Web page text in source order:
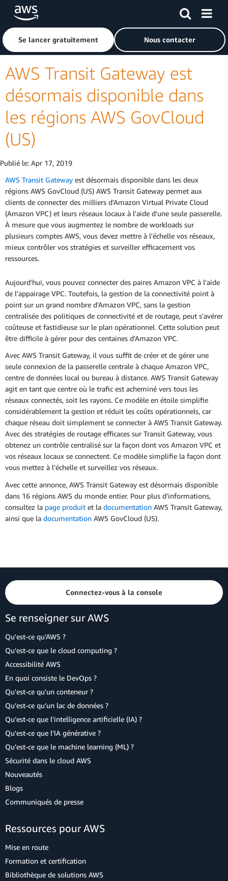
Passer au contenu principal
Cliquer ici pour revenir à la page d'accueil d'Amazon Web
Se lancer gratuitement Nous contacter
AWS Transit Gateway est
désormais disponible dans
les régions AWS GovCloud
(US)
Publié le: Apr 17, 2019
AWS Transit Gateway est désormais disponible dans les deux
régions AWS GovCloud (US) AWS Transit Gateway permet aux
clients de connecter des milliers d'Amazon Virtual Private Cloud
(Amazon VPC) et leurs réseaux locaux à l'aide d'une seule passerelle.
À mesure que vous augmentez le nombre de workloads sur
plusieurs comptes AWS, vous devez mettre à l'échelle vos réseaux,
mieux contrôler vos stratégies et surveiller efficacement vos
ressources.
Aujourd'hui, vous pouvez connecter des paires Amazon VPC à l'aide
de l'appairage VPC. Toutefois, la gestion de la connectivité point à
point sur un grand nombre d'Amazon VPC, sans la gestion
centralisée des politiques de connectivité et de routage, peut s'avérer
coûteuse et fastidieuse sur le plan opérationnel. Cette solution peut
être difficile à gérer pour des centaines d'Amazon VPC.
Avec AWS Transit Gateway, il vous suffit de créer et de gérer une
seule connexion de la passerelle centrale à chaque Amazon VPC,
centre de données local ou bureau à distance. AWS Transit Gateway
agit en tant que centre où le trafic est acheminé vers tous les
réseaux connectés, soit les rayons. Ce modèle en étoile simplifie
considérablement la gestion et réduit les coûts opérationnels, car
chaque réseau doit simplement se connecter à AWS Transit Gateway.
Avec des stratégies de routage efficaces sur Transit Gateway, vous
obtenez un contrôle centralisé sur la façon dont vos Amazon VPC et
vos réseaux locaux se connectent. Ce modèle simplifie la façon dont
vous mettez à l'échelle et surveillez vos réseaux.
Avec cette annonce, AWS Transit Gateway est désormais disponible
dans 16 régions AWS du monde entier. Pour plus d'informations,
consultez la page produit et la documentation AWS Transit Gateway,
ainsi que la documentation AWS GovCloud (US).
Connectez-vous à la console
Se renseigner sur AWS
Qu'est-ce qu'AWS ?
Qu’est-ce que le cloud computing ?
Accessibilité AWS
En quoi consiste le DevOps ?
Qu'est-ce qu'un conteneur ?
Qu’est-ce qu’un lac de données ?
Qu’est-ce que l’intelligence artificielle (IA) ?
Qu’est-ce que l’IA générative ?
Qu’est-ce que le machine learning (ML) ?
Sécurité dans le cloud AWS
Nouveautés
Blogs
Communiqués de presse
Ressources pour AWS
Mise en route
Formation et certification
Bibliothèque de solutions AWS